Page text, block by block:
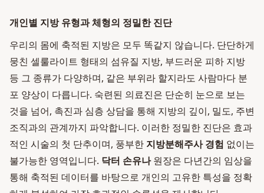
개인별 지방 유형과 체형의 정밀한 진단
우리의 몸에 축적된 지방은 모두 똑같지 않습니다. 단단하게
뭉친 셀룰라이트 형태의 섬유질 지방, 부드러운 피하 지방
등 그 종류가 다양하며, 같은 부위라 할지라도 사람마다 분
포 양상이 다릅니다. 숙련된 의료진은 단순히 눈으로 보는
것을 넘어, 촉진과 심층 상담을 통해 지방의 깊이, 밀도, 주변
조직과의 관계까지 파악합니다. 이러한 정밀한 진단은 효과
적인 시술의 첫 단추이며, 풍부한 지방분해주사 경험 없이는
불가능한 영역입니다. 닥터 손유나원장은 다년간의 임상을
통해 축적된 데이터를 바탕으로 개인의 고유한 특성을 정확